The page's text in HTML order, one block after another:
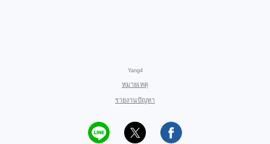
Yang4
หมายเหตุ
รายงานปัญหา